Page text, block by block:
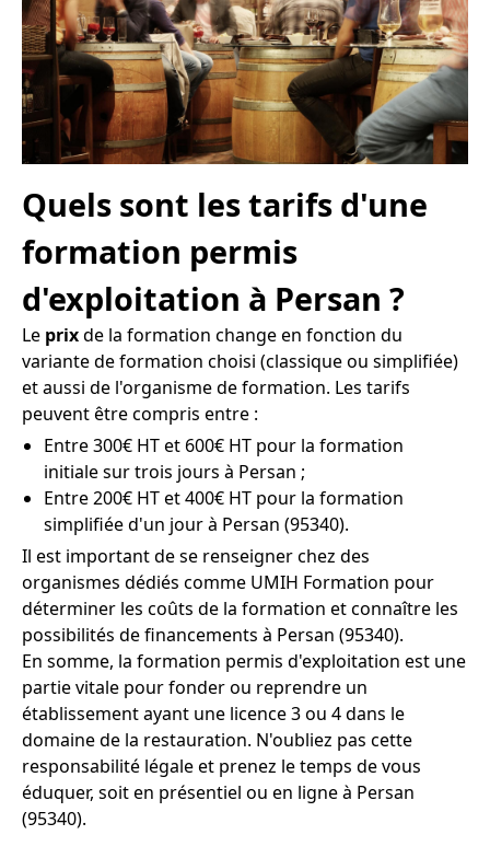
Quels sont les tarifs d'une
formation permis
d'exploitation à Persan ?
Le prixde la formation change en fonction du
variante de formation choisi (classique ou simplifiée)
et aussi de l'organisme de formation. Les tarifs
peuvent être compris entre :
Entre 300€ HT et 600€ HT pour la formation
initiale sur trois jours à Persan ;
Entre 200€ HT et 400€ HT pour la formation
simplifiée d'un jour à Persan (95340).
Il est important de se renseigner chez des
organismes dédiés comme UMIH Formation pour
déterminer les coûts de la formation et connaître les
possibilités de financements à Persan (95340).
En somme, la formation permis d'exploitation est une
partie vitale pour fonder ou reprendre un
établissement ayant une licence 3 ou 4 dans le
domaine de la restauration. N'oubliez pas cette
responsabilité légale et prenez le temps de vous
éduquer, soit en présentiel ou en ligne à Persan
(95340).